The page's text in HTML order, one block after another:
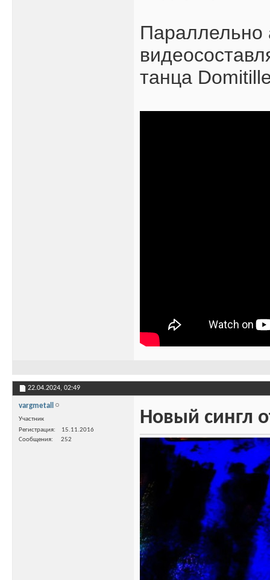
Параллельно
танца
22.04.2024, 02:49
vargmetall
Участник
Регистрация
15.11.2016
Сообщения
252
Новый сингл